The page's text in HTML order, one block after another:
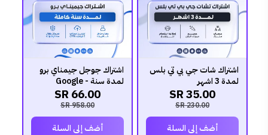
اشتراك شات جي بي تي بلس
لمدة 3 اشهر
35.00 SR
230.00 SR
أضف إلى السلة
اشتراك جوجل جيمناي برو
لمدة سنة - Google
gemini
66.00 SR
958.00 SR
أضف إلى السلة